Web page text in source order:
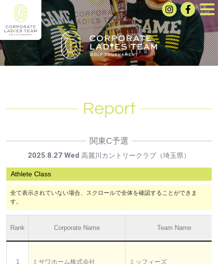
Report
関東C予選
2025.8.27 Wed 高麗川カントリークラブ（埼玉県）
Athlete Class
全て表示されていない場合、スクロールで全体を確認することができま
す。
Rank Corporate Name Team Name
1 ミサワホーム株式会社 ミッフィーズ